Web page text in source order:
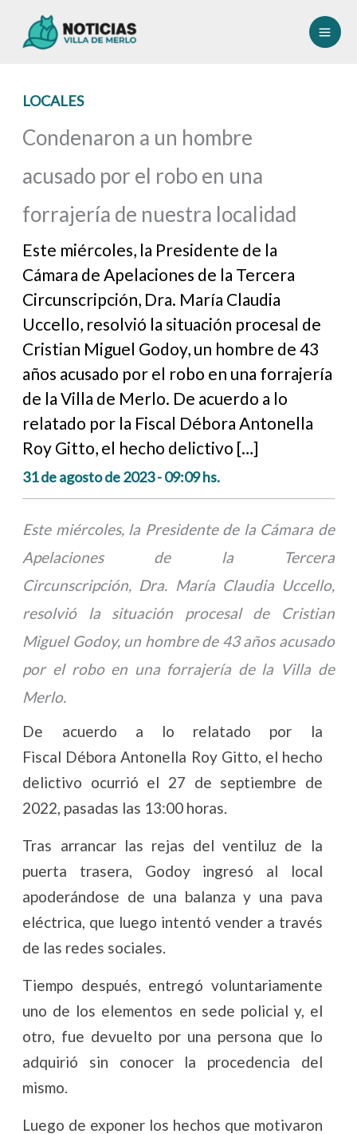
LOCALES
Condenaron a un hombre
acusado por el robo en una
forrajería de nuestra localidad
Este miércoles, la Presidente de la
Cámara de Apelaciones de la Tercera
Circunscripción, Dra. María Claudia
Uccello, resolvió la situación procesal de
Cristian Miguel Godoy, un hombre de 43
años acusado por el robo en una forrajería
de la Villa de Merlo. De acuerdo a lo
relatado por la Fiscal Débora Antonella
Roy Gitto, el hecho delictivo […]
31 de agosto de 2023 - 09:09 hs.
Este miércoles, la Presidente de la Cámara de
Apelaciones de la Tercera
Circunscripción, Dra. María Claudia Uccello,
resolvió la situación procesal de Cristian
Miguel Godoy, un hombre de 43 años acusado
por el robo en una forrajería de la Villa de
Merlo.
De acuerdo a lo relatado por la
Fiscal Débora Antonella Roy Gitto, el hecho
delictivo ocurrió el 27 de septiembre de
2022, pasadas las 13:00 horas.
Tras arrancar las rejas del ventiluz de la
puerta trasera, Godoy ingresó al local
apoderándose de una balanza y una pava
eléctrica, que luego intentó vender a través
de las redes sociales.
Tiempo después, entregó voluntariamente
uno de los elementos en sede policial y, el
otro, fue devuelto por una persona que lo
adquirió sin conocer la procedencia del
mismo.
Luego de exponer los hechos que motivaron